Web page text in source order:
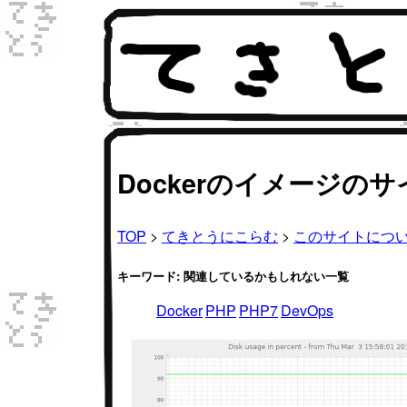
Dockerのイメージの
TOP > てきとうにこらむ > このサイトにつ
キーワード: 関連しているかもしれない一覧
DockerPHP PHP7DevOps